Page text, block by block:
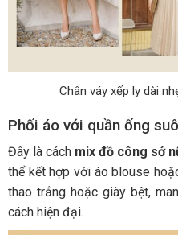
Chân váy xếp ly dài
Phối áo với quần ống
Đây là cách mix đồ công sở
thể kết hợp với áo blouse
thao trắng hoặc giày bệt,
cách hiện đại.